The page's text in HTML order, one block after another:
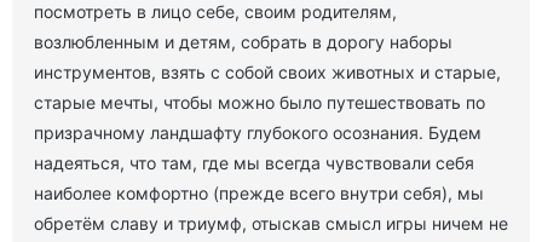
посмотреть в лицо себе, своим родителям,
возлюбленным и детям, собрать в дорогу наборы
инструментов, взять с собой своих животных и старые,
старые мечты, чтобы можно было путешествовать по
призрачному ландшафту глубокого осознания. Будем
надеяться, что там, где мы всегда чувствовали себя
наиболее комфортно (прежде всего внутри себя), мы
обретём славу и триумф, отыскав смысл игры ничем не